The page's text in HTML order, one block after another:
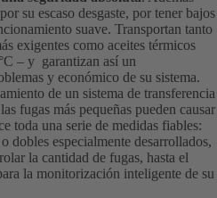
su escaso desgaste, por tener bajos
suave. Transportan tanto
exigentes como aceites térmicos
– y garantizan así un
y económico de su sistema.
de un sistema de transferencia
fugas más pequeñas pueden causar
toda una serie de medidas fiables:
dobles especialmente desarrollados,
la cantidad de fugas, hasta el
la monitorización inteligente de su